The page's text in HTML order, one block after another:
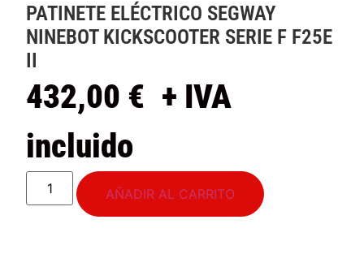
PATINETE ELÉCTRICO SEGWAY
NINEBOT KICKSCOOTER SERIE F F25E
II
432,00 € + IVA
incluido
AÑADIR AL CARRITO